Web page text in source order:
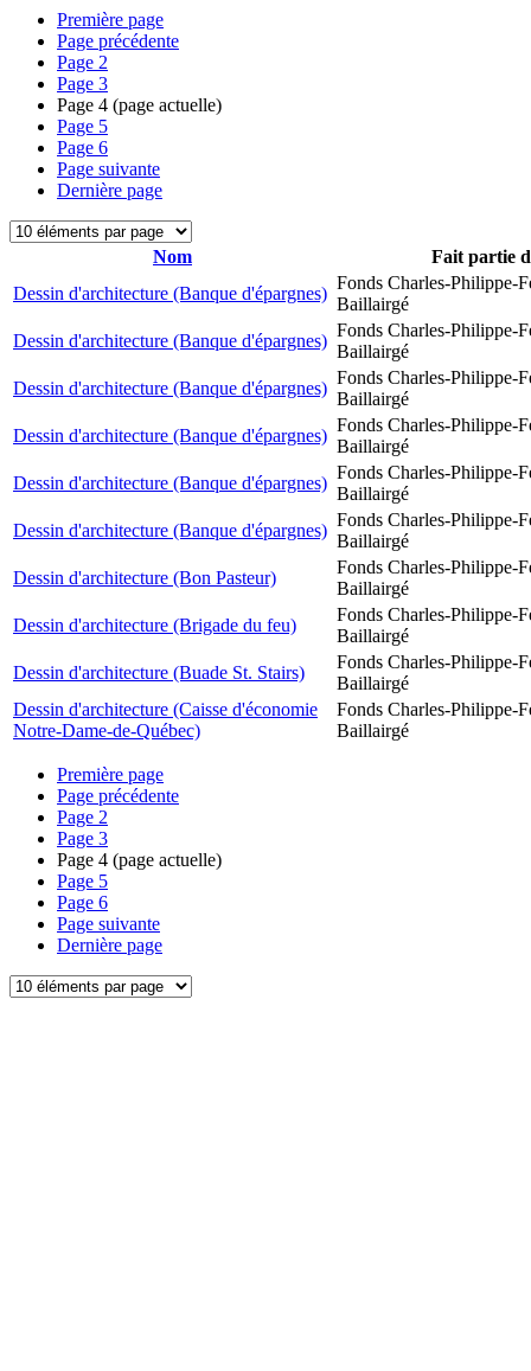
Première page
Page précédente
Page 2
Page 3
Page 4 (page actuelle)
Page 5
Page 6
Page suivante
Dernière page
Nom
Fait partie
Dessin d'architecture (Banque d'épargnes)
Fonds Charles-Philippe-
Baillairgé
Dessin d'architecture (Banque d'épargnes)
Fonds Charles-Philippe-
Baillairgé
Dessin d'architecture (Banque d'épargnes)
Fonds Charles-Philippe-
Baillairgé
Dessin d'architecture (Banque d'épargnes)
Fonds Charles-Philippe-
Baillairgé
Dessin d'architecture (Banque d'épargnes)
Fonds Charles-Philippe-
Baillairgé
Dessin d'architecture (Banque d'épargnes)
Fonds Charles-Philippe-
Baillairgé
Dessin d'architecture (Bon Pasteur)
Fonds Charles-Philippe-
Baillairgé
Dessin d'architecture (Brigade du feu)
Fonds Charles-Philippe-
Baillairgé
Dessin d'architecture (Buade St. Stairs)
Fonds Charles-Philippe-
Baillairgé
Dessin d'architecture (Caisse d'économie
Notre-Dame-de-Québec)
Fonds Charles-Philippe-
Baillairgé
Première page
Page précédente
Page 2
Page 3
Page 4 (page actuelle)
Page 5
Page 6
Page suivante
Dernière page